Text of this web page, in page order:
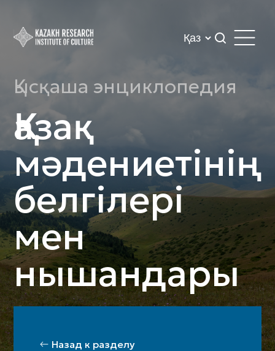
Қысқаша энциклопедия
Қазақ
мәдениетінің
белгілері
мен
нышандары
Назад к разделу